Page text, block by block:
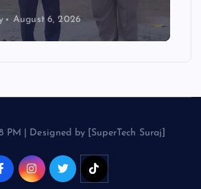
August 6, 2026
| Designed by [SuperTech Suraj]